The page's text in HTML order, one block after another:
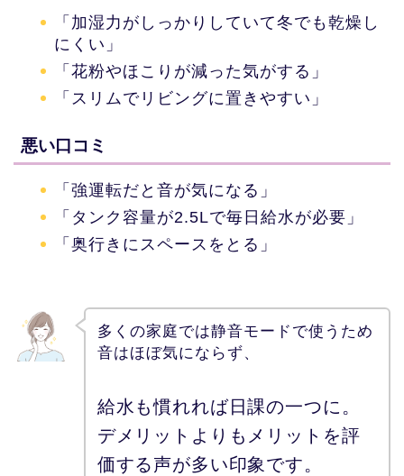
「加湿力がしっかりしていて冬でも乾燥し
にくい」
「花粉やほこりが減った気がする」
「スリムでリビングに置きやすい」
悪い口コミ
「強運転だと音が気になる」
「タンク容量が2.5Lで毎日給水が必要」
「奥行きにスペースをとる」
多くの家庭では静音モードで使うため
音はほぼ気にならず、
給水も慣れれば日課の一つに。
デメリットよりもメリットを評
価する声が多い印象です。